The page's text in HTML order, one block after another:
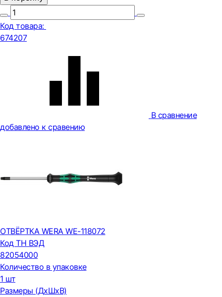
Код товара:
674207
В сравнение
добавлено к сравению
ОТВЁРТКА WERA WE-118072
Код ТН ВЭД
82054000
Количество в упаковке
1 шт
Размеры (ДxШxВ)